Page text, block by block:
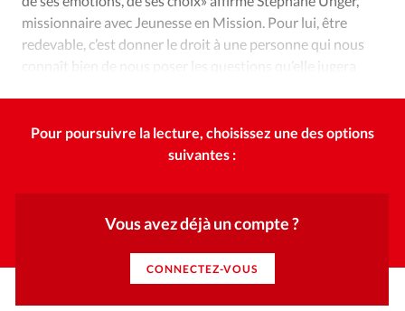
Société
Tour du monde des Eglises
Trait d'Ixène
Vécu
Vie Intérieure
missionnaire avec Jeunesse en Mission. Pour lui, être
redevable, c’est donner le droit à une personne qui nous
connaît bien de nous poser les questions qu’elle jugera
Pour poursuivre la lecture, choisissez une des options
suivantes :
Vous avez déjà un compte ?
CONNECTEZ-VOUS